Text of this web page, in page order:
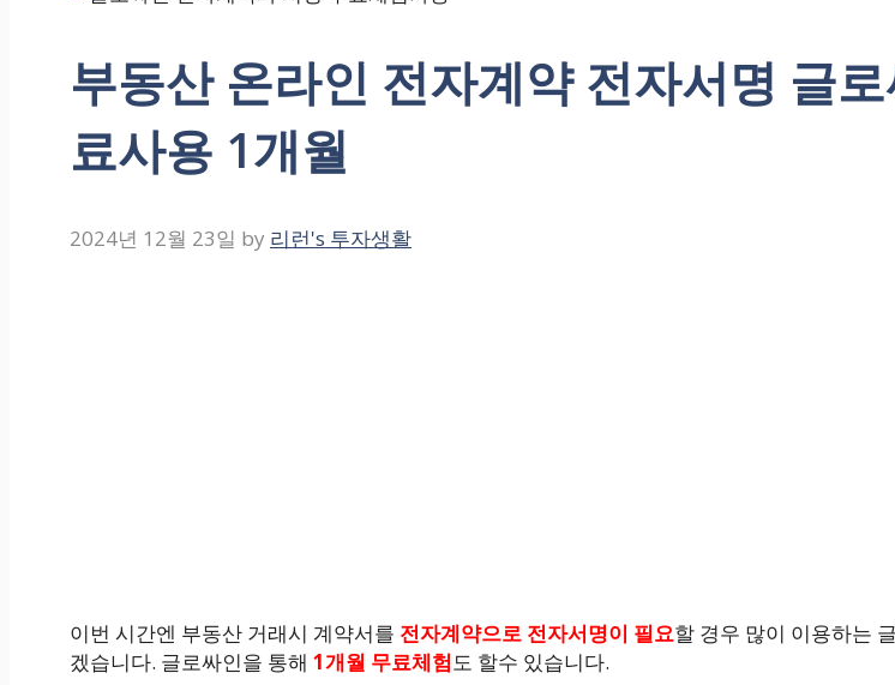
부동산 온라인 전자계약 전자서명 글
료사용 1개월
2024년 12월 23일 by 리런's 투자생활
이번 시간엔 부동산 거래시 계약서를 전자계약으로 전자서명이 필요할 경우 많이 이용하는
겠습니다. 글로싸인을 통해 1개월 무료체험도 할수 있습니다.